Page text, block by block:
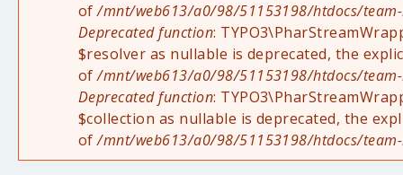
of/mnt/web613/a0/98/51153198/htdocs/
Deprecated function:
$resolver as nullable is deprecated, the
of/mnt/web613/a0/98/51153198/htdocs/
Deprecated function:
$collection as nullable is deprecated, the
of/mnt/web613/a0/98/51153198/htdocs/